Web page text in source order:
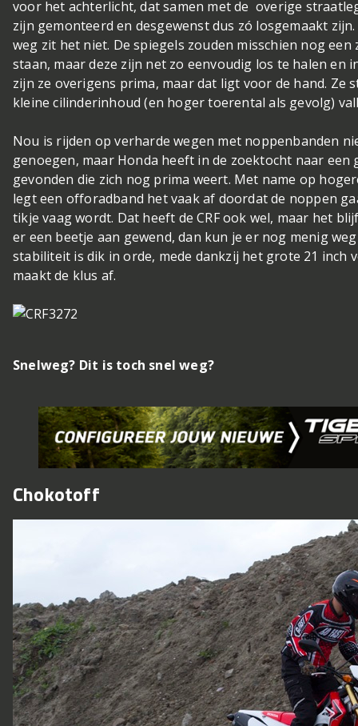
voor het achterlicht, dat samen met de overige
zijn gemonteerd en desgewenst dus zó losgemaakt
weg zit het niet. De spiegels zouden misschien nog een
staan, maar deze zijn net zo eenvoudig los te halen en
zijn ze overigens prima, maar dat ligt voor de hand. Ze
kleine cilinderinhoud (en hoger toerental als gevolg)
Nou is rijden op verharde wegen met noppenbanden
genoegen, maar Honda heeft in de zoektocht naar een
gevonden die zich nog prima weert. Met name op
legt een offoradband het vaak af doordat de noppen
tikje vaag wordt. Dat heeft de CRF ook wel, maar het
er een beetje aan gewend, dan kun je er nog menig
stabiliteit is dik in orde, mede dankzij het grote 21 inch
maakt de klus af.
Snelweg? Dit is toch snel weg?
Chokotoff